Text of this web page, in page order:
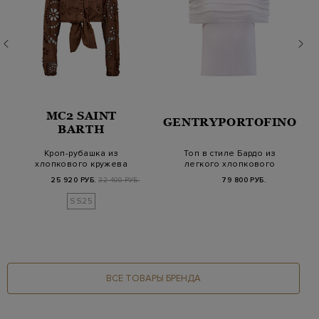
MC2 SAINT
BARTH
Кроп-рубашка из
хлопкового кружева
Sangallo с завязкам…
25 920 РУБ. 32 400 РУБ.
SS25
GENTRYPORTOFINO
Топ в стиле Бардо из
легкого хлопкового
трикотажа
79 800 РУБ.
ВСЕ ТОВАРЫ БРЕНДА